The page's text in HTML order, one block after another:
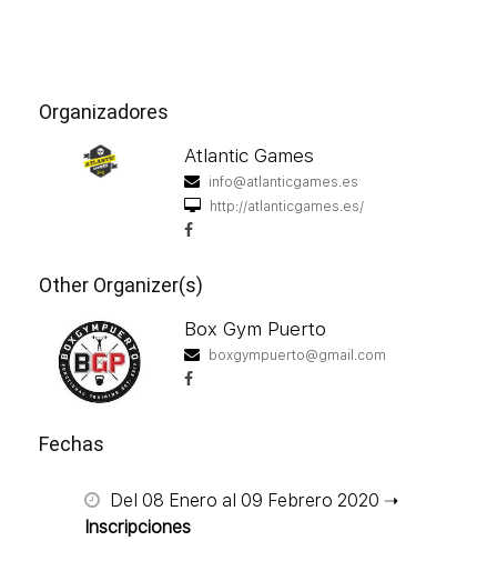
Organizadores
Atlantic Games
info@atlanticgames.es
http://atlanticgames.es/
Other Organizer(s)
Box Gym Puerto
boxgympuerto@gmail.com
Fechas
Del 08 Enero al 09 Febrero 2020 ➝
Inscripciones